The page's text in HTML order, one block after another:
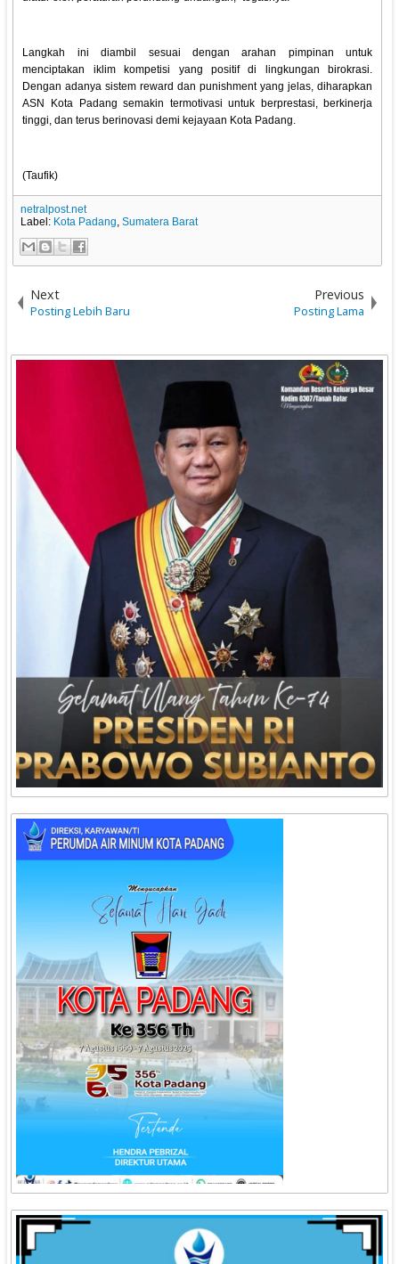
Langkah ini diambil sesuai dengan arahan pimpinan untuk
menciptakan iklim kompetisi yang positif di lingkungan birokrasi.
Dengan adanya sistem reward dan punishment yang jelas, diharapkan
ASN Kota Padang semakin termotivasi untuk berprestasi, berkinerja
tinggi, dan terus berinovasi demi kejayaan Kota Padang.
(Taufik)
netralpost.net
Label: Kota Padang,Sumatera Barat
Next
Posting Lebih Baru
Previous
Posting Lama